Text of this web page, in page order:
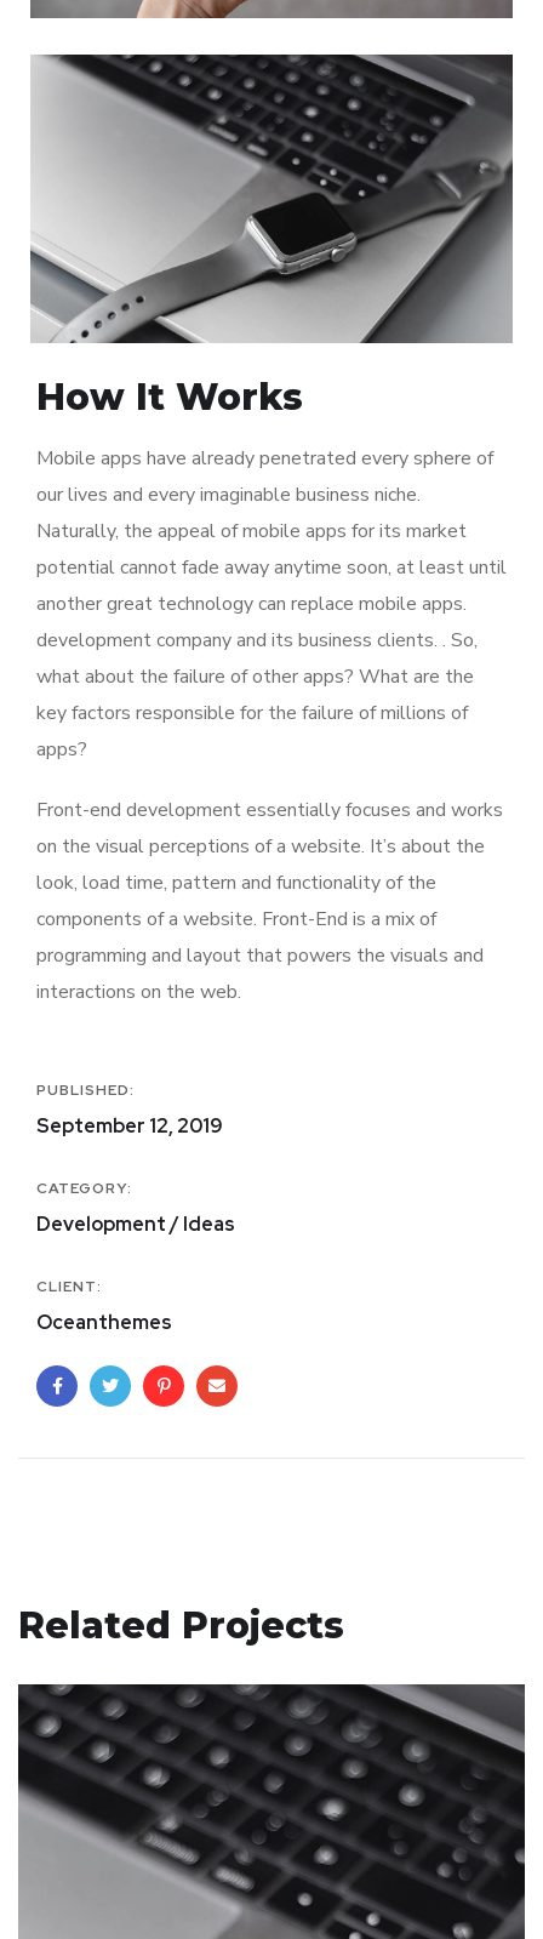
How It Works
Mobile apps have already penetrated every sphere of
our lives and every imaginable business niche.
Naturally, the appeal of mobile apps for its market
potential cannot fade away anytime soon, at least until
another great technology can replace mobile apps.
development company and its business clients. . So,
what about the failure of other apps? What are the
key factors responsible for the failure of millions of
apps?
Front-end development essentially focuses and works
on the visual perceptions of a website. It’s about the
look, load time, pattern and functionality of the
components of a website. Front-End is a mix of
programming and layout that powers the visuals and
interactions on the web.
PUBLISHED:
September 12, 2019
CATEGORY:
Development / Ideas
CLIENT:
Oceanthemes
Related Projects